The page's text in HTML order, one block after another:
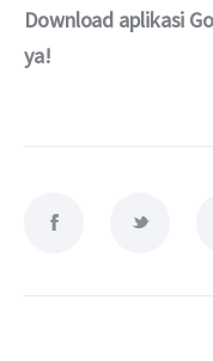
Download aplikasi
ya!